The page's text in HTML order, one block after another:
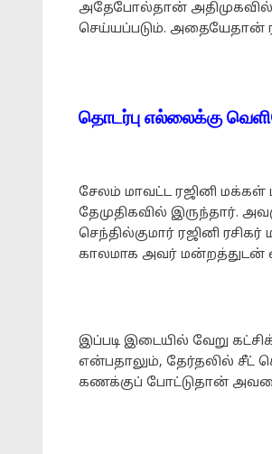
அதேபோல்தான் அதிமுகவில்
செய்யப்படும். அதையேதான்
தொடர்பு எல்லைக்கு
சேலம் மாவட்ட ரஜினி
தேமுதிகவில் இருந்தார்.
செந்தில்குமார் ரஜினி
காலமாக அவர் மன்றத்துடன்
இப்படி இடையில் வேறு
என்பதாலும், தேர்தலில் சீட்
கணக்குப் போட்டுதான் அவரை